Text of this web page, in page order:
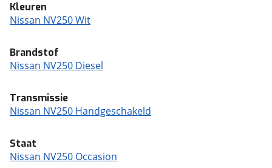
Kleuren
Nissan NV250 Wit
Brandstof
Nissan NV250 Diesel
Transmissie
Nissan NV250 Handgeschakeld
Staat
Nissan NV250 Occasion